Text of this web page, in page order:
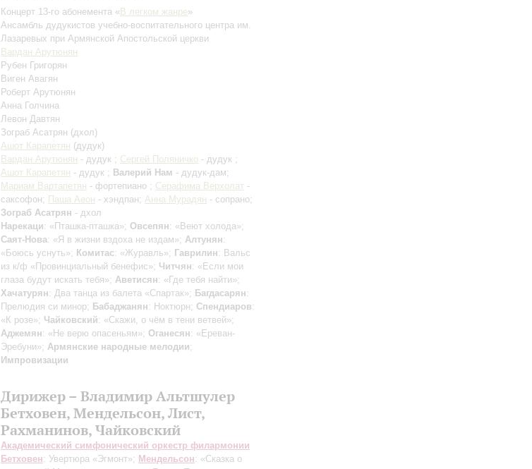
Концерт 13-го абонемента « В легком жанре»
Ансамбль дудукистов учебно-воспитательного центра им.
Лазаревых при Армянской Апостольской церкви
Вардан Арутюнян
Рубен Григорян
Виген Авагян
Роберт Арутюнян
Анна Голчина
Левон Давтян
Зограб Асатрян (дхол)
Ашот Карапетян (дудук)
Вардан Арутюнян - дудук ; Сергей Поляничко - дудук ;
Ашот Карапетян - дудук ; Валерий Нам - дудук-дам;
Мариам Вартапетян - фортепиано ; Серафима Верхолат -
саксофон; Паша Аеон - хэндпан; Анна Мурадян - сопрано;
Зограб Асатрян - дхол
Нарекаци: «Пташка-пташка»; Овсепян: «Веют холода»;
Саят-Нова: «Я в жизни вздоха не издам»; Алтунян:
«Боюсь уснуть»; Комитас: «Журавль»; Гаврилин: Вальс
из к/ф «Провинциальный бенефис»; Читчян: «Если мои
глаза будут искать тебя»; Аветисян: «Где тебя найти»;
Хачатурян: Два танца из балета «Спартак»; Багдасарян:
Прелюдия си минор; Бабаджанян: Ноктюрн; Спендиаров:
«К розе»; Чайковский: «Скажи, о чём в тени ветвей»;
Аджемян: «Не верю опасеньям»; Оганесян: «Ереван-
Эребуни»; Армянские народные мелодии;
Импровизации
Дирижер – Владимир Альтшулер
Бетховен, Мендельсон, Лист,
Рахманинов, Чайковский
Академический симфонический оркестр филармонии
Бетховен: Увертюра «Эгмонт»; Мендельсон: «Сказка о